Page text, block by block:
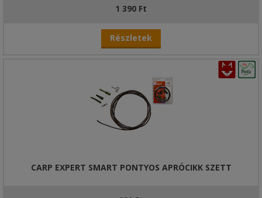
1 390 Ft
Részletek
CARP EXPERT SMART PONTYOS APRÓCIKK SZETT